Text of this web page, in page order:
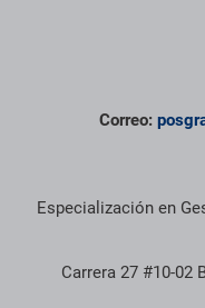
Correo:
Especialización en
Carrera 27 #10-02